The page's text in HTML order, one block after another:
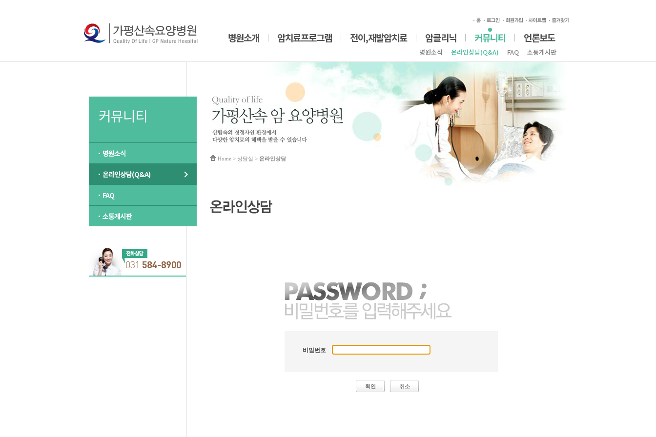
병원소개 암치료프로그램 전이,재발암치료 암클리닉 커뮤니티 언론보도
병원소식 온라인상담(Q&A) FAQ 소통게시판
커뮤니티
병원소식
온라인상담(Q&A)
FAQ
소통게시판
Home > 상담실 > 온라인상담
비밀번호
확인 취소